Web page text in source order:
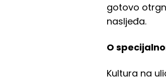
gotovo
nasljeđa.
O
Kultura na